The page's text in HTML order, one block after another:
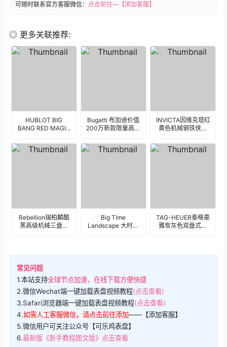
可随时联系官方客服微信： 点击前往—【添加客服】
◎ 更多关联推荐:
HUBLOT BIG
BANG RED MAGIC
热激情陀飞轮机械
表盘.clock
Bugatti 布加迪价值
200万新款限量高奢
盘.clock
INVICTA因维克塔红
黄色机械钢铁侠表
Rebellion瑞柏麟酷
黑高级机械三盘拼
Big Time
Landscape 大时代
TAG-HEUER泰格豪
雅炭灰色双盘式齿
常见问题
1.本站支持全球节点加速，在线下载方便快捷
2.微信Wechat端一键加载表盘视频教程(点击查看)
3.Safari浏览器端一键加载表盘视频教程(点击查看)
4.如需人工客服微信，请点击前往添加——【添加客服】
5.微信用户可关注公众号【可乐鸡表盘】
6.最新版《新手教程图文版》点击查看